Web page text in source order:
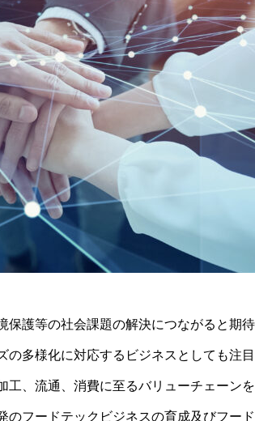
護等の社会課題の解決につながると期
多様化に対応するビジネスとしても注
、流通、消費に至るバリューチェーン
フードテックビジネスの育成及びフー